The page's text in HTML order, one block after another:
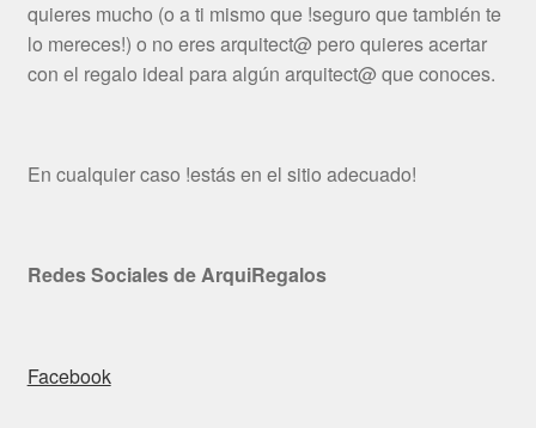
quieres mucho (o a ti mismo que !seguro que también te
lo mereces!) o no eres arquitect@ pero quieres acertar
con el regalo ideal para algún arquitect@ que conoces.
En cualquier caso !estás en el sitio adecuado!
Redes Sociales de ArquiRegalos
Facebook